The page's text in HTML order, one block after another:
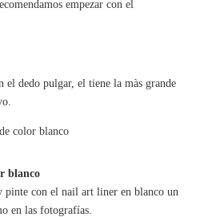
el dedo pulgar, el tiene la màs grande
blanco
pinte con el nail art liner en blanco un
en las fotografías.